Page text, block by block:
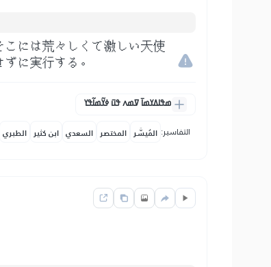
には荒々しくて激しい天使
に実行する。
ߘߟߊߡߌߘߊ߫ ߜߘߍ ߟߎ߫ ߦߌ߬ߘߊ߬ߟߌ
التفاسير: المُيسَّر المختصر السعدي ابن كثير الطبري